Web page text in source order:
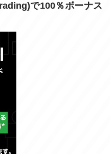
で100％ボーナス